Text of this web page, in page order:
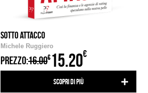
SOTTO ATTACCO
Michele Ruggiero
PREZZO:16.00€ 15.20€
Scopri di più